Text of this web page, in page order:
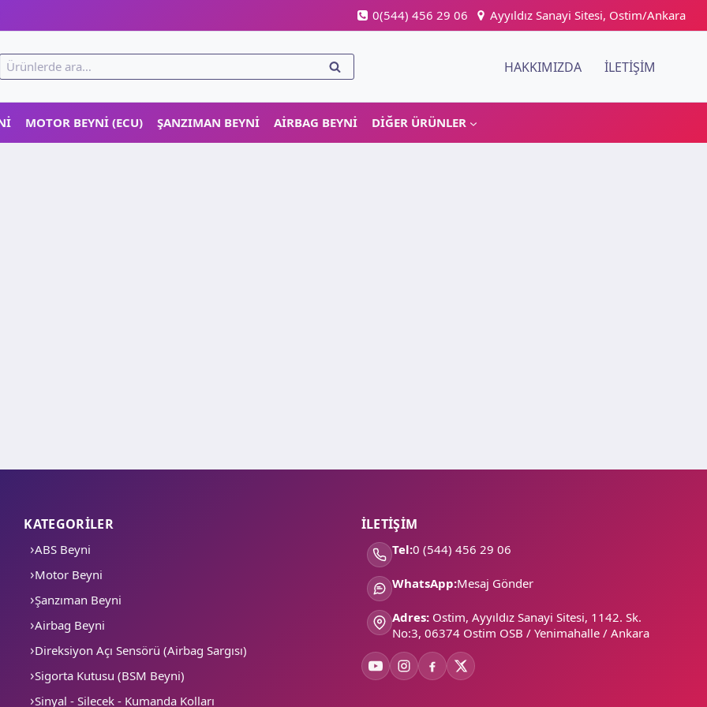
0(544) 456 29 06 Ayyıldız Sanayi Sitesi, Ostim/Ankara
Ara:
ARA HAKKIMIZDA İLETIŞIM
MOTOR BEYNI (ECU) ŞANZIMAN BEYNI AIRBAG BEYNI DIĞER ÜRÜNLER
KATEGORİLER
ABS Beyni
Motor Beyni
Şanzıman Beyni
Airbag Beyni
Direksiyon Açı Sensörü (Airbag Sargısı)
Sigorta Kutusu (BSM Beyni)
Sinyal - Silecek - Kumanda Kolları
İLETİŞİM
Tel:0 (544) 456 29 06
WhatsApp:Mesaj Gönder
Adres: Ostim, Ayyıldız Sanayi Sitesi, 1142. Sk.
No:3, 06374 Ostim OSB / Yenimahalle / Ankara